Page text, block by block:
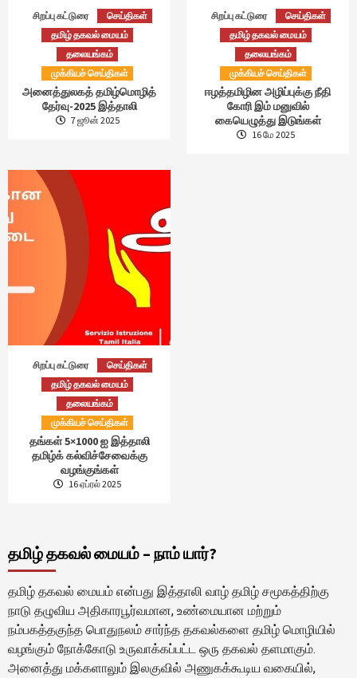
சிறப்பு கட்டுரை
செய்திகள்
தமிழ் தகவல் மையம்
தலையங்கம்
முக்கியச் செய்திகள்
அனைத்துலகத் தமிழ்மொழித்
தேர்வு-2025 இத்தாலி
7 ஜூன் 2025
சிறப்பு கட்டுரை
செய்திகள்
தமிழ் தகவல் மையம்
தலையங்கம்
முக்கியச் செய்திகள்
ஈழத்தமிழின அழிப்புக்கு நீதி
கோரி இம் மனுவில்
கையெழுத்து இடுங்கள்
16 மே 2025
சிறப்பு கட்டுரை
செய்திகள்
தமிழ் தகவல் மையம்
தலையங்கம்
முக்கியச் செய்திகள்
தங்கள் 5×1000 ஐ இத்தாலி
தமிழ்க் கல்விச்சேவைக்கு
வழங்குங்கள்
16 ஏப்ரல் 2025
தமிழ் தகவல் மையம் – நாம் யார்?
தமிழ் தகவல் மையம் என்பது இத்தாலி வாழ் தமிழ் சமூகத்திற்கு
நாடு தழுவிய அதிகாரபூர்வமான, உண்மையான மற்றும்
நம்பகத்தகுந்த பொதுநலம் சார்ந்த தகவல்களை தமிழ் மொழியில்
வழங்கும் நோக்கோடு உருவாக்கப்பட்ட ஒரு தகவல் தளமாகும்.
அனைத்து மக்களாலும் இலகுவில் அணுகக்கூடிய வகையில்,